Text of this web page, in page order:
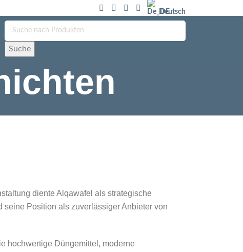
Deutsch
Suche
diente Alqawafel als strategische
Position als zuverlässiger Anbieter von
hochwertige Düngemittel, moderne